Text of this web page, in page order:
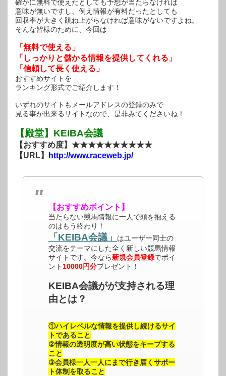
確かに無料で使えたとしても予想が当たらなければ
意味が無いですし、例え情報が有料だったとしても
回収率が大きく跳ね上がらなければ意味がないですよね。
そんな皆様のために、今回は
「無料で使える」
「しっかりと儲かる情報を提供してくれる」
「信頼して長く使える」
おすすめサイトを
ランキング形式でご紹介します！
いずれのサイトもメールアドレスの登録のみで
見る事が出来るサイトなので、是非みてくださいね！
【殿堂】KEIBA会議
【おすすめ度】★★★★★★★★★★
【URL】
http://www.raceweb.jp/
【おすすめポイント】
当たらない競馬情報に一人で頭を抱える
のはもう終わり！
「KEIBA会議」
はユーザー同士の
交流をテーマにした全く新しい競馬情報
サイトです。今なら新規会員登録でポイ
ント 10000円分プレゼント！
KEIBA会議がが支持される理
由とは？
①ハイレベルな情報を提供し続けるサイ
トであること
②情報の透明度が高い状態をキープする
こと
③会員様一人一人にまで行き届くサポー
ト体制を取ること